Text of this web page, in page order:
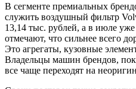
В сегменте премиальных
служить воздушный фильтр
13,14 тыс. рублей, а в июле
отмечают, что сильнее всего
Это агрегаты, кузовные
Владельцы машин брендов,
все чаще переходят на